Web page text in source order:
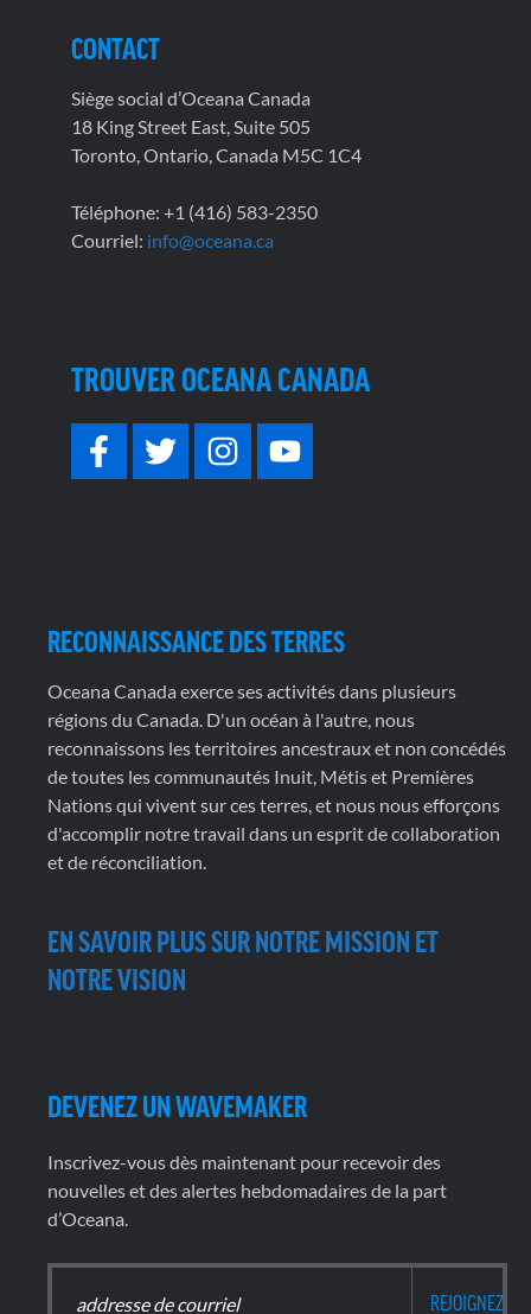
CONTACT
Siège social d’Oceana Canada
18 King Street East, Suite 505
Toronto, Ontario, Canada M5C 1C4
Téléphone: +1 (416) 583-2350
Courriel: info@oceana.ca
TROUVER OCEANA CANADA
RECONNAISSANCE DES TERRES
Oceana Canada exerce ses activités dans plusieurs
régions du Canada. D'un océan à l'autre, nous
reconnaissons les territoires ancestraux et non concédés
de toutes les communautés Inuit, Métis et Premières
Nations qui vivent sur ces terres, et nous nous efforçons
d'accomplir notre travail dans un esprit de collaboration
et de réconciliation.
EN SAVOIR PLUS SUR NOTRE MISSION ET
NOTRE VISION
DEVENEZ UN WAVEMAKER
Inscrivez-vous dès maintenant pour recevoir des
nouvelles et des alertes hebdomadaires de la part
d’Oceana.